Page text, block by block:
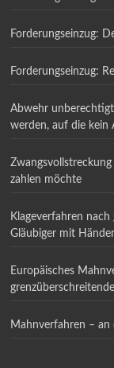
Forderungseinzug:
Forderungseinzug:
Abwehr
werden, auf die kein
zahlen möchte
Klageverfahren
Gläubiger mit
Europäisches
Mahnverfahren – an